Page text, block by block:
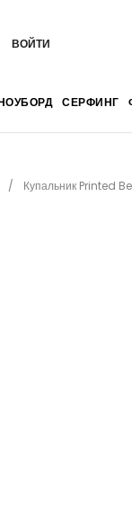
ВОЙТИ
СЕРФИНГ
Купальник Printed